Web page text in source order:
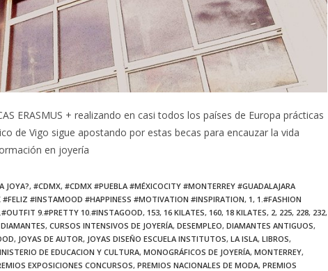
ERASMUS + realizando en casi todos los países de Europa prácticas
de Vigo sigue apostando por estas becas para encauzar la vida
en joyería
JOYA?, #CDMX, #CDMX #PUEBLA #MÉXICOCITY #MONTERREY #GUADALAJARA
#INSTAMOOD #HAPPINESS #MOTIVATION #INSPIRATION, 1, 1.#FASHION
9.#PRETTY 10.#INSTAGOOD, 153, 16 KILATES, 160, 18 KILATES, 2, 225, 228, 232,
, CURSOS INTENSIVOS DE JOYERÍA, DESEMPLEO, DIAMANTES ANTIGUOS,
, JOYAS DE AUTOR, JOYAS DISEÑO ESCUELA INSTITUTOS, LA ISLA, LIBROS,
DE EDUCACION Y CULTURA, MONOGRÁFICOS DE JOYERÍA, MONTERREY,
EXPOSICIONES CONCURSOS, PREMIOS NACIONALES DE MODA, PREMIOS